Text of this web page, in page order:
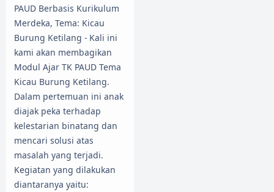
PAUD Berbasis Kurikulum
Merdeka, Tema: Kicau
Burung Ketilang - Kali ini
kami akan membagikan
Modul Ajar TK PAUD Tema
Kicau Burung Ketilang.
Dalam pertemuan ini anak
diajak peka terhadap
kelestarian binatang dan
mencari solusi atas
masalah yang terjadi.
Kegiatan yang dilakukan
diantaranya yaitu: